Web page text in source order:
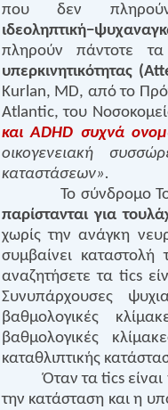
που δεν
πληρούν πάντοτε
υπερκινητικότητας (
Kurlan, MD, από το
Atlantic, του
καιADHD συχνά
οικογενειακή
καταστάσεων».
Το σύνδρομο
παρίστανται για
χωρίς την ανάγκη
συμβαίνει
αναζητήσετε ταtics
Συνυπάρχουσες
βαθμολογικές
βαθμολογικές
καταθλιπτικής
Όταν ταtics
την κατάσταση και η